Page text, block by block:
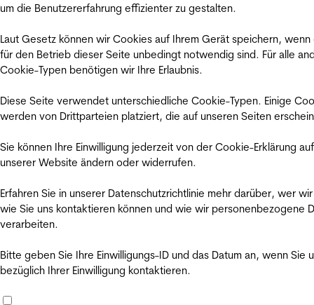
um die Benutzererfahrung effizienter zu gestalten.
Laut Gesetz können wir Cookies auf Ihrem Gerät speichern, wenn
für den Betrieb dieser Seite unbedingt notwendig sind. Für alle
Cookie-Typen benötigen wir Ihre Erlaubnis.
Diese Seite verwendet unterschiedliche Cookie-Typen. Einige
werden von Drittparteien platziert, die auf unseren Seiten
Sie können Ihre Einwilligung jederzeit von der Cookie-Erklärung auf
unserer Website ändern oder widerrufen.
Erfahren Sie in unserer Datenschutzrichtlinie mehr darüber, wer
wie Sie uns kontaktieren können und wie wir personenbezogene
verarbeiten.
Bitte geben Sie Ihre Einwilligungs-ID und das Datum an, wenn Sie
bezüglich Ihrer Einwilligung kontaktieren.